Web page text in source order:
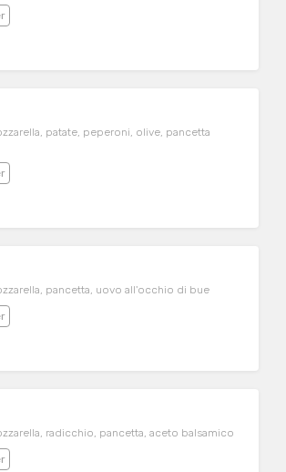
patate, peperoni, olive, pancetta
pancetta, uovo all'occhio di bue
radicchio, pancetta, aceto balsamico